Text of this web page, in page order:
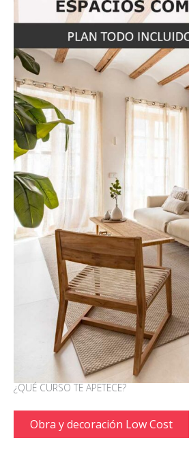
¿QUÉ CURSO TE APETECE?
Obra y decoración Low Cost